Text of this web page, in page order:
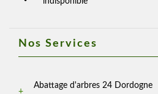
Nos Services
Abattage d'arbres 24 Dordogne